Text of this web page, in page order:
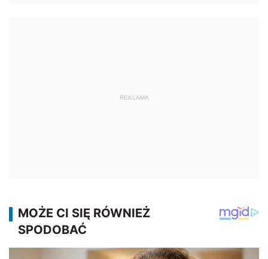
REKLAMA